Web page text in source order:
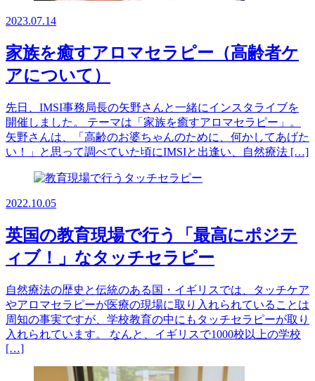
2023.07.14
家族を癒すアロマセラピー（高齢者ケ
アについて）
先日、IMSI事務局長の矢野さんと一緒にインスタライブを
開催しました。 テーマは「家族を癒すアロマセラピー」。
矢野さんは、「高齢のお婆ちゃんのために、何かしてあげた
い！」と思って調べていた頃にIMSIと出逢い、自然療法 […]
2022.10.05
英国の教育現場で行う「最高にポジテ
ィブ！」なタッチセラピー
自然療法の歴史と伝統のある国・イギリスでは、タッチケア
やアロマセラピーが医療の現場に取り入れられていることは
周知の事実ですが、学校教育の中にもタッチセラピーが取り
入れられています。 なんと、イギリスで1000校以上の学校
[…]